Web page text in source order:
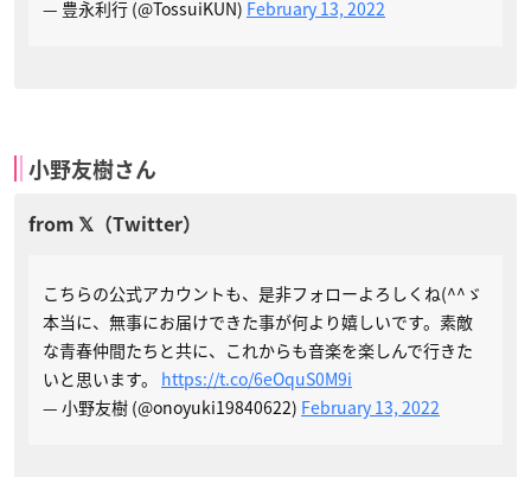
— 豊永利行 (@TossuiKUN) February 13, 2022
小野友樹さん
こちらの公式アカウントも、是非フォローよろしくね(^^ゞ
本当に、無事にお届けできた事が何より嬉しいです。素敵
な青春仲間たちと共に、これからも音楽を楽しんで行きた
いと思います。 https://t.co/6eOquS0M9i
— 小野友樹 (@onoyuki19840622) February 13, 2022